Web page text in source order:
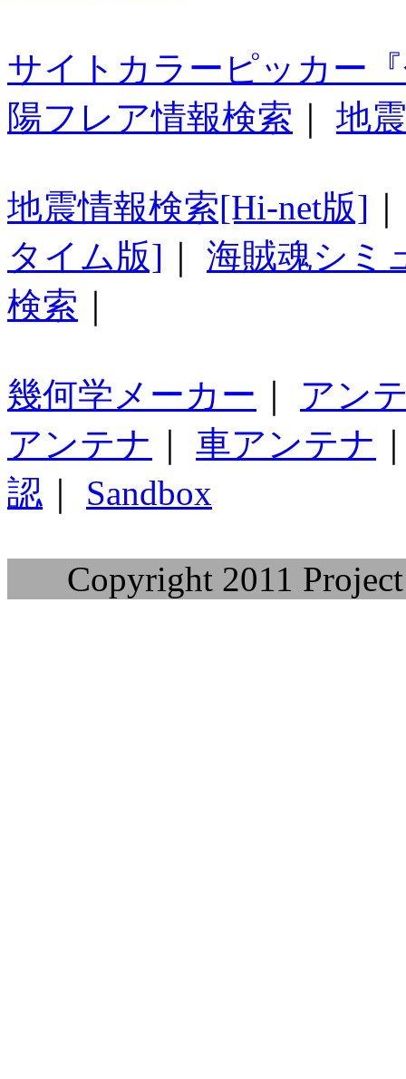
サイトカラーピッカー
陽フレア情報検索
地
地震情報検索[Hi-net版]
タイム版]
海賊魂シミ
検索
幾何学メーカー
アン
アンテナ
車アンテナ
認
Sandbox
Copyright 2011